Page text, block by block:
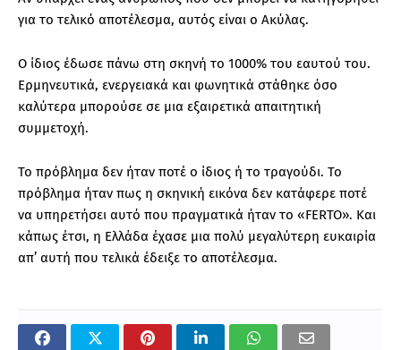
για το τελικό αποτέλεσμα, αυτός είναι ο Ακύλας.
Ο ίδιος έδωσε πάνω στη σκηνή το 1000% του εαυτού του.
Ερμηνευτικά, ενεργειακά και φωνητικά στάθηκε όσο
καλύτερα μπορούσε σε μια εξαιρετικά απαιτητική
συμμετοχή.
Το πρόβλημα δεν ήταν ποτέ ο ίδιος ή το τραγούδι. Το
πρόβλημα ήταν πως η σκηνική εικόνα δεν κατάφερε ποτέ
να υπηρετήσει αυτό που πραγματικά ήταν το «FERTO». Και
κάπως έτσι, η Ελλάδα έχασε μια πολύ μεγαλύτερη ευκαιρία
απ’ αυτή που τελικά έδειξε το αποτέλεσμα.